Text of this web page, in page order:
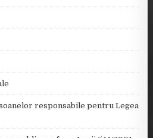
responsabile pentru Legea